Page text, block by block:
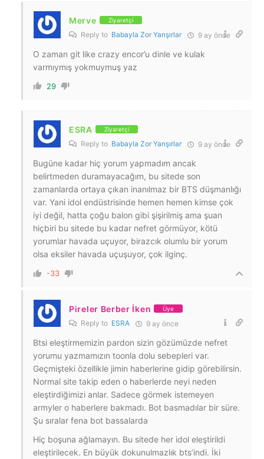
Merve Ziyaretçi
Reply to Babayla Zor Yarışırlar 9 ay önce
O zaman git like crazy encor’u dinle ve kulak
varmıymış yokmuymuş yaz
29
ESRA Ziyaretçi
Reply to Babayla Zor Yarışırlar 9 ay önce
Bugüne kadar hiç yorum yapmadım ancak
belirtmeden duramayacağım, bu sitede son
zamanlarda ortaya çıkan inanılmaz bir BTS düşmanlığı
var. Yani idol endüstrisinde hemen hemen kimse çok
iyi değil, hatta çoğu balon gibi şişirilmiş ama şuan
hiçbiri bu sitede bu kadar nefret görmüyor, kötü
yorumlar havada uçuyor, birazcık olumlu bir yorum
olsa eksiler havada uçuşuyor, çok ilginç.
-33
Pireler Berber İken Üye
Reply to ESRA 9 ay önce
Btsi eleştirmemizin pardon sizin gözümüzde nefret
yorumu yazmamızın toonla dolu sebepleri var.
Geçmişteki özellikle jimin haberlerine gidip görebilirsin.
Normal site takip eden o haberlerde neyi neden
eleştirdiğimizi anlar. Sadece görmek istemeyen
armyler o haberlere bakmadı. Bot basmadılar bir süre.
Şu sıralar fena bot bassalarda
Hiç boşuna ağlamayın. Bu sitede her idol eleştirildi
eleştirilecek. En büyük dokunulmazlık bts’indi. İki